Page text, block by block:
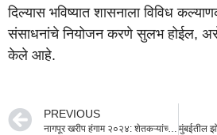
दिल्यास भविष्यात शासनाला विविध
संसाधनांचे नियोजन करणे सुलभ होईल,
केले आहे.
PREVIOUS
नागपूर खरीप हंगाम २०२४: शेतकऱ्यांच्या बांधावर जाऊन प्रश्न सोडवा; पालकमंत्री चंद्रशेखर बावनकुळे यांचे कडक निर्देश